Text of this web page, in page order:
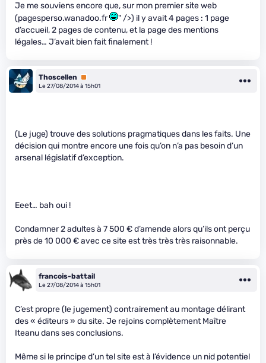
Je me souviens encore que, sur mon premier site web
(pagesperso.wanadoo.fr
" />) il y avait 4 pages : 1 page
d’accueil, 2 pages de contenu, et la page des mentions
légales… J’avait bien fait finalement !
Thoscellen
Premium
Le 27/08/2014 à 15h01
(Le juge) trouve des solutions pragmatiques dans les faits. Une
décision qui montre encore une fois qu’on n’a pas besoin d’un
arsenal législatif d’exception.
Eeet… bah oui !
Condamner 2 adultes à 7 500 € d’amende alors qu’ils ont perçu
près de 10 000 € avec ce site est très très très raisonnable.
francois-battail
Le 27/08/2014 à 15h01
C’est propre (le jugement) contrairement au montage délirant
des « éditeurs » du site. Je rejoins complètement Maître
Iteanu dans ses conclusions.
Même si le principe d’un tel site est à l’évidence un nid potentiel